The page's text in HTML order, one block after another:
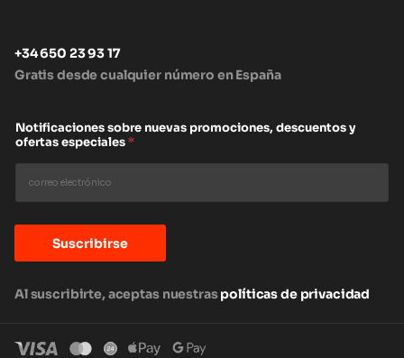
+34 650 23 93 17
Gratis desde cualquier número en España
Notificaciones sobre nuevas promociones, descuentos y
ofertas especiales*
Suscribirse
Al suscribirte, aceptas nuestraspolíticas de privacidad